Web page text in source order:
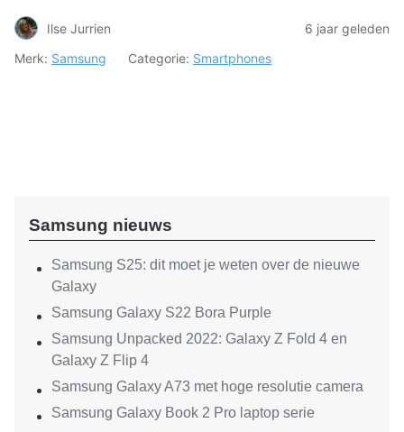
Ilse Jurrien
6 jaar geleden
Merk: Samsung Categorie: Smartphones
Samsung nieuws
Samsung S25: dit moet je weten over de nieuwe
Galaxy
Samsung Galaxy S22 Bora Purple
Samsung Unpacked 2022: Galaxy Z Fold 4 en
Galaxy Z Flip 4
Samsung Galaxy A73 met hoge resolutie camera
Samsung Galaxy Book 2 Pro laptop serie